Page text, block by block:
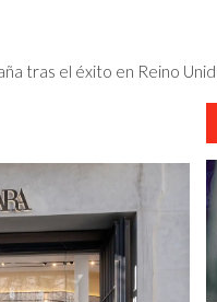
tras el éxito en Reino